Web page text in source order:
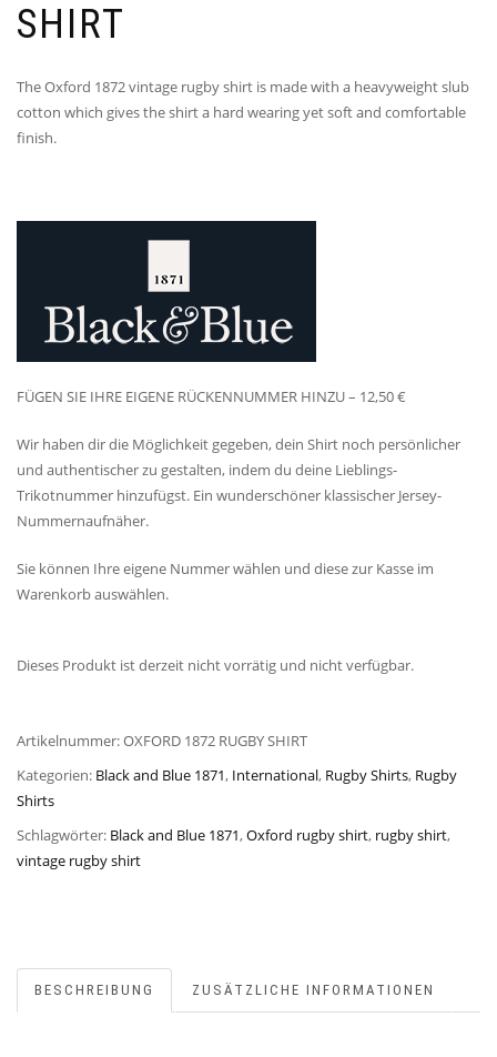
SHIRT
The Oxford 1872 vintage rugby shirt is made with a heavyweight slub
cotton which gives the shirt a hard wearing yet soft and comfortable
finish.
FÜGEN SIE IHRE EIGENE RÜCKENNUMMER HINZU – 12,50 €
Wir haben dir die Möglichkeit gegeben, dein Shirt noch persönlicher
und authentischer zu gestalten, indem du deine Lieblings-
Trikotnummer hinzufügst. Ein wunderschöner klassischer Jersey-
Nummernaufnäher.
Sie können Ihre eigene Nummer wählen und diese zur Kasse im
Warenkorb auswählen.
Dieses Produkt ist derzeit nicht vorrätig und nicht verfügbar.
Artikelnummer:OXFORD 1872 RUGBY SHIRT
Kategorien: Black and Blue 1871, International, Rugby Shirts, Rugby
Shirts
Schlagwörter: Black and Blue 1871,Oxford rugby shirt, rugby shirt,
vintage rugby shirt
BESCHREIBUNG ZUSÄTZLICHE INFORMATIONEN